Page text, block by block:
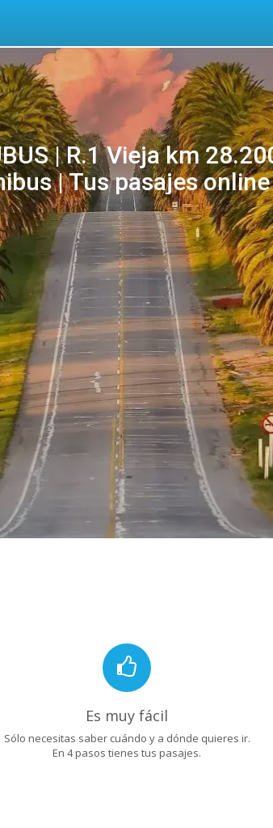
| R.1 Vieja km
| Tus pasajes online
Es muy fácil
Sólo necesitas saber cuándo y a dónde quieres ir.
En 4 pasos tienes tus pasajes.